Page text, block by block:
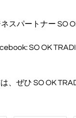
スパートナー SO
SO OK
、ぜひ SO OK